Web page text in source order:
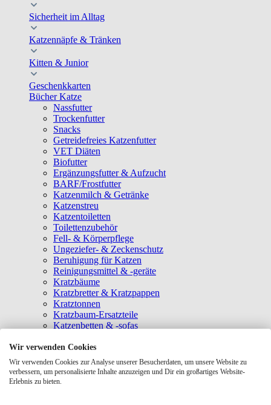
Sicherheit im Alltag
Katzennäpfe & Tränken
Kitten & Junior
Geschenkkarten
Bücher Katze
Nassfutter
Trockenfutter
Snacks
Getreidefreies Katzenfutter
VET Diäten
Biofutter
Ergänzungsfutter & Aufzucht
BARF/Frostfutter
Katzenmilch & Getränke
Katzenstreu
Katzentoiletten
Toilettenzubehör
Fell- & Körperpflege
Ungeziefer- & Zeckenschutz
Beruhigung für Katzen
Reinigungsmittel & -geräte
Kratzbäume
Kratzbretter & Kratzpappen
Kratztonnen
Kratzbaum-Ersatzteile
Katzenbetten & -sofas
Katzenhäuser
Hängematten & Fensterliegeplätze
Katzendecken & -matten
Baldrian- & Catnipspielzeug
Wir verwenden Cookies
Wir verwenden Cookies zur Analyse unserer Besucherdaten, um unsere Website zu
verbessern, um personalisierte Inhalte anzuzeigen und Dir ein großartiges Website-
Erlebnis zu bieten.